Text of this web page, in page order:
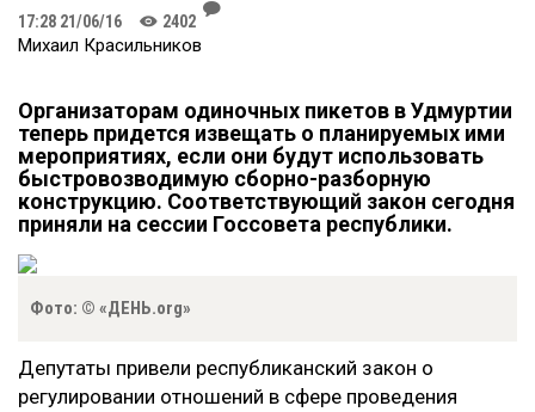
17:28 21/06/16 K 2402
J
Михаил Красильников
Организаторам одиночных пикетов в Удмуртии
теперь придется извещать о планируемых ими
мероприятиях, если они будут использовать
быстровозводимую сборно-разборную
конструкцию. Соответствующий закон сегодня
приняли на сессии Госсовета республики.
Фото: © «ДЕНЬ.org»
Депутаты привели республиканский закон о
регулировании отношений в сфере проведения